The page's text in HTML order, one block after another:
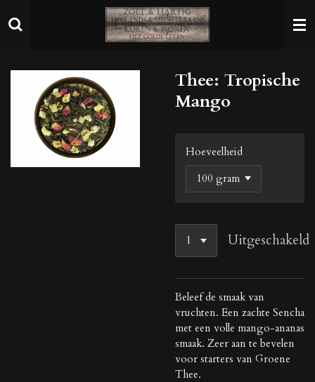
direct
hoofdinhoud
Thee: Tropische
Mango
Hoeveelheid
Uitgeschakeld
Beleef de smaak van
vruchten. Een zachte Sencha
met een volle mango-ananas
smaak. Zeer aan te bevelen
voor starters van Groene
Thee.